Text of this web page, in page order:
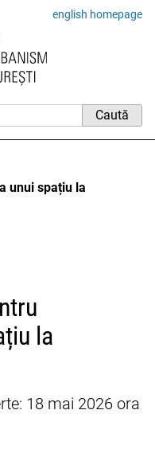
english homepage
unui spațiu la
la
18 mai 2026 ora